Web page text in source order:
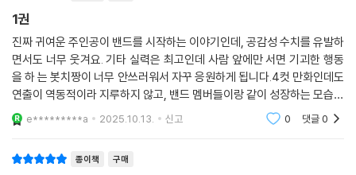
1권
진짜 귀여운 주인공이 밴드를 시작하는 이야기인데, 공감성 수치를 유발하
면서도 너무 웃겨요. 기타 실력은 최고인데 사람 앞에만 서면 기괴한 행동
을 하 는 봇치짱이 너무 안쓰러워서 자꾸 응원하게 됩니다.4컷 만화인데도
연출이 역동적이라 지루하지 않고, 밴드 멤버들이랑 같이 성장하는 모습이
1권부터 기대돼요. 만화책으로 먼저 봐도 재미있습니다!
e*********a 2025.10.13. 신고 0 댓글0
종이책 구매